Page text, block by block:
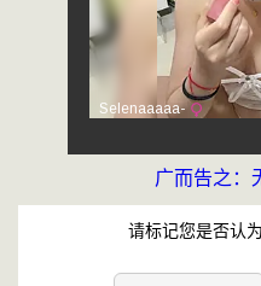
广而告之：
请标记您是否认